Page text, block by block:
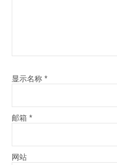
显示名称 *
邮箱 *
网站